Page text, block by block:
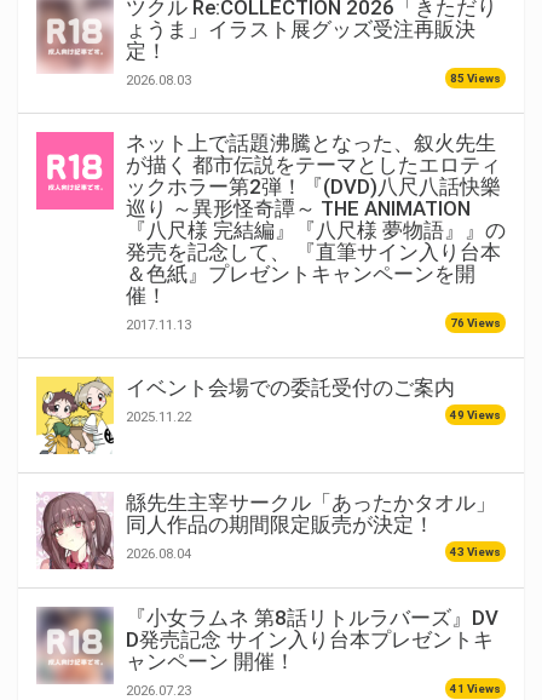
ツクル Re:COLLECTION 2026「きただり
ょうま」イラスト展グッズ受注再販決
定！
2026.08.03 85 Views
ネット上で話題沸騰となった、叙火先生
が描く 都市伝説をテーマとしたエロティ
ックホラー第2弾！『(DVD)八尺八話快樂
巡り ～異形怪奇譚～ THE ANIMATION
『八尺様 完結編』『八尺様 夢物語』』の
発売を記念して、 『直筆サイン入り台本
＆色紙』プレゼントキャンペーンを開
催！
2017.11.13 76 Views
イベント会場での委託受付のご案内
2025.11.22 49 Views
緜先生主宰サークル「あったかタオル」
同人作品の期間限定販売が決定！
2026.08.04 43 Views
『小女ラムネ 第8話リトルラバーズ』DV
D発売記念 サイン入り台本プレゼントキ
ャンペーン 開催！
2026.07.23 41 Views